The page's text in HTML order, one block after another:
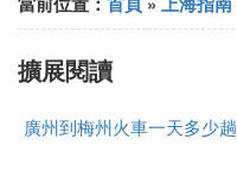
擴展閱讀
廣州到梅州火車一天多少趟